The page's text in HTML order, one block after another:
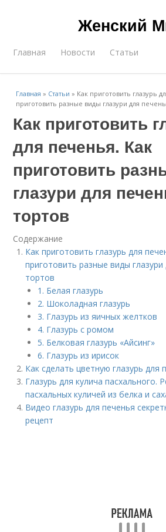
Женский
Главная Новости Статьи
Главная » Статьи » Как приготовить глазурь
приготовить разные виды глазури для
Как приготовить
для печенья. Как
приготовить
глазури для
тортов
Содержание
Как приготовить глазурь для
приготовить разные виды глазури
тортов
1. Белая глазурь
2. Шоколадная глазурь
3. Глазурь из яичных желтков
4. Глазурь с ромом
5. Белковая глазурь «Айсинг»
6. Глазурь из ирисок
Как сделать цветную глазурь
Глазурь для кулича пасхального.
пасхальных куличей из белка и
Видео глазурь для печенья
рецепт